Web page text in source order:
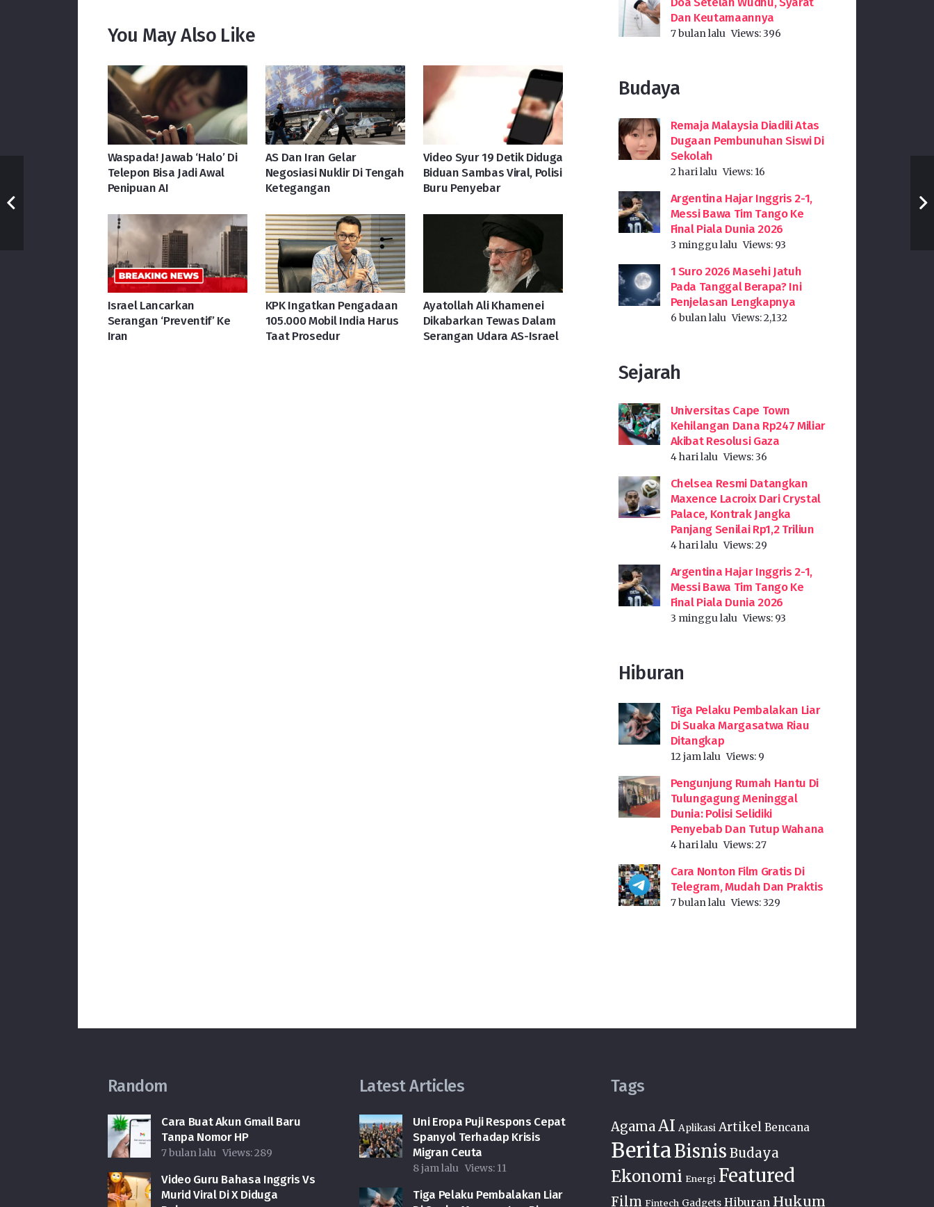
You May Also Like
Waspada! Jawab ‘Halo’ Di
Telepon Bisa Jadi Awal
Penipuan AI
AS Dan Iran Gelar
Negosiasi Nuklir Di Tengah
Ketegangan
Video Syur 19 Detik Diduga
Biduan Sambas Viral, Polisi
Buru Penyebar
Israel Lancarkan
Serangan ‘Preventif’ Ke
Iran
KPK Ingatkan Pengadaan
105.000 Mobil India Harus
Taat Prosedur
Ayatollah Ali Khamenei
Dikabarkan Tewas Dalam
Serangan Udara AS-Israel
Dan Keutamaannya
7 bulan lalu Views:396
Budaya
Remaja Malaysia Diadili Atas
Dugaan Pembunuhan Siswi Di
Sekolah
2 hari lalu Views: 16
Argentina Hajar Inggris 2-1,
Messi Bawa Tim Tango Ke
Final Piala Dunia 2026
3 minggu lalu Views: 93
1 Suro 2026 Masehi Jatuh
Pada Tanggal Berapa? Ini
Penjelasan Lengkapnya
6 bulan lalu Views:2,132
Sejarah
Universitas Cape Town
Kehilangan Dana Rp247 Miliar
Akibat Resolusi Gaza
4 hari lalu Views:36
Chelsea Resmi Datangkan
Maxence Lacroix Dari Crystal
Palace, Kontrak Jangka
Panjang Senilai Rp1,2 Triliun
4 hari lalu Views:29
Argentina Hajar Inggris 2-1,
Messi Bawa Tim Tango Ke
Final Piala Dunia 2026
3 minggu lalu Views: 93
Hiburan
Tiga Pelaku Pembalakan Liar
Di Suaka Margasatwa Riau
Ditangkap
12 jam lalu Views: 9
Pengunjung Rumah Hantu Di
Tulungagung Meninggal
Dunia: Polisi Selidiki
Penyebab Dan Tutup Wahana
4 hari lalu Views:27
Cara Nonton Film Gratis Di
Telegram, Mudah Dan Praktis
7 bulan lalu Views:329
Random
Cara Buat Akun Gmail Baru
Tanpa Nomor HP
7 bulan lalu Views:289
Video Guru Bahasa Inggris Vs
Murid Viral Di X Diduga
Latest Articles
Uni Eropa Puji Respons Cepat
Spanyol Terhadap Krisis
Migran Ceuta
8 jam lalu Views: 11
Tiga Pelaku Pembalakan Liar
Tags
AgamaAI Aplikasi Artikel Bencana
BeritaBisnis Budaya
Ekonomi Energi Featured
Film Fintech Gadgets Hiburan Hukum